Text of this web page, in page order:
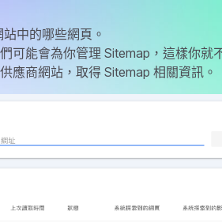
中的哪些網頁。
可能會為你管理 Sitemap，這樣你就
應商網站，取得 Sitemap 相關資訊。